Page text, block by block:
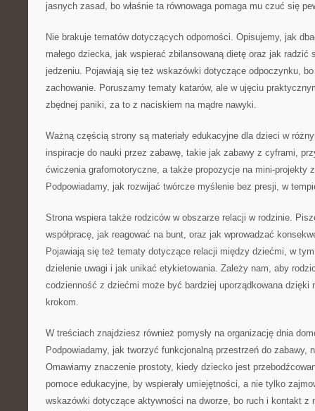
jasnych zasad, bo właśnie ta równowaga pomaga mu czuć się
Nie brakuje tematów dotyczących odporności. Opisujemy, jak
małego dziecka, jak wspierać zbilansowaną dietę oraz jak radzić
jedzeniu. Pojawiają się też wskazówki dotyczące odpoczynku,
zachowanie. Poruszamy tematy katarów, ale w ujęciu
zbędnej paniki, za to z naciskiem na mądre nawyki.
Ważną częścią strony są materiały edukacyjne dla dzieci w
inspiracje do nauki przez zabawę, takie jak zabawy z cyframi,
ćwiczenia grafomotoryczne, a także propozycje na mini-projekty
Podpowiadamy, jak rozwijać twórcze myślenie bez presji, w
Strona wspiera także rodziców w obszarze relacji w rodzinie.
współpracę, jak reagować na bunt, oraz jak wprowadzać
Pojawiają się też tematy dotyczące relacji między dziećmi, w
dzielenie uwagi i jak unikać etykietowania. Zależy nam, aby
codzienność z dziećmi może być bardziej uporządkowana dzięki
krokom.
W treściach znajdziesz również pomysły na organizację dnia
Podpowiadamy, jak tworzyć funkcjonalną przestrzeń do zabawy,
Omawiamy znaczenie prostoty, kiedy dziecko jest
pomoce edukacyjne, by wspierały umiejętności, a nie tylko
wskazówki dotyczące aktywności na dworze, bo ruch i kontakt z